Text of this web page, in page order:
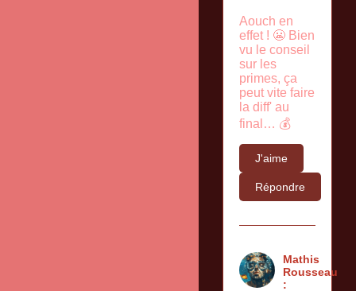
Aouch en
effet ! 😬 Bien
vu le conseil
sur les
primes, ça
peut vite faire
la diff' au
final… 💰
J'aime
Répondre
Mathis
Rousseau
: